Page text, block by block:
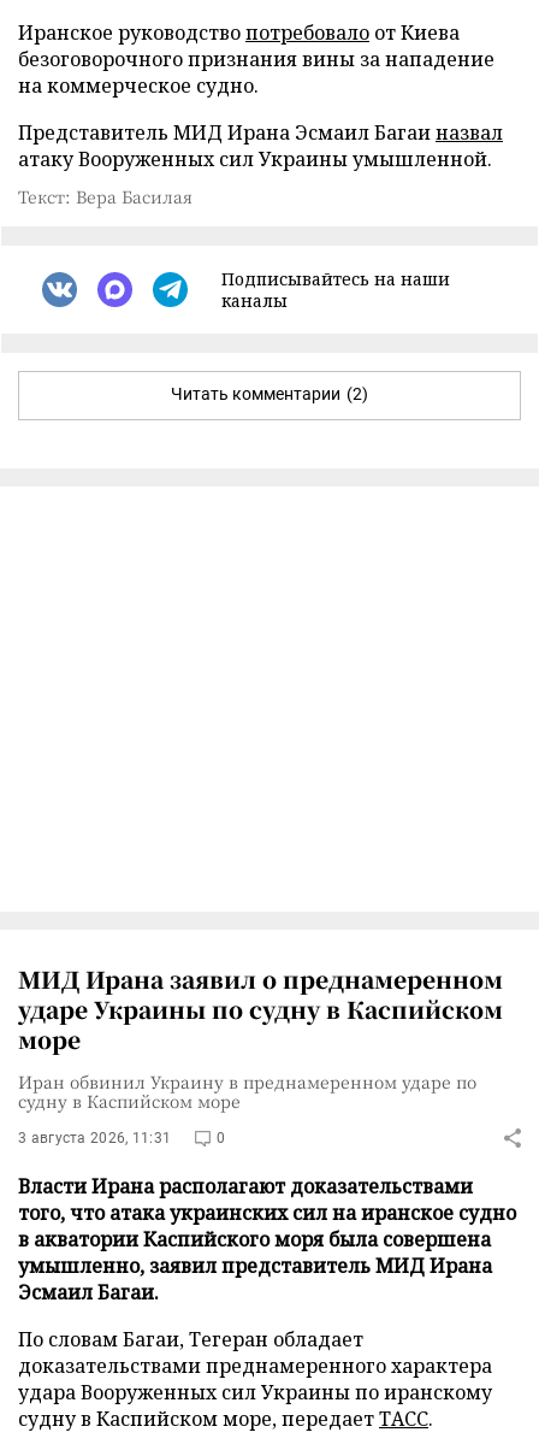
Иранское руководствопотребовало от Киева
безоговорочного признания вины за нападение
на коммерческое судно.
Представитель МИД Ирана Эсмаил Багаиназвал
атаку Вооруженных сил Украины умышленной.
Текст: Вера Басилая
Подписывайтесь на наши
каналы
Читать комментарии (2)
МИД Ирана заявил о преднамеренном
ударе Украины по судну в Каспийском
море
Иран обвинил Украину в преднамеренном ударе по
судну в Каспийском море
3 августа 2026, 11:31 0
Власти Ирана располагают доказательствами
того, что атака украинских сил на иранское судно
в акватории Каспийского моря была совершена
умышленно, заявил представитель МИД Ирана
Эсмаил Багаи.
По словам Багаи, Тегеран обладает
доказательствами преднамеренного характера
удара Вооруженных сил Украины по иранскому
судну в Каспийском море, передаетТАСС.